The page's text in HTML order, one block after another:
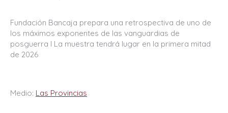
Fundación Bancaja prepara una retrospectiva de uno de
los máximos exponentes de las vanguardias de
posguerra I La muestra tendrá lugar en la primera mitad
de 2026
Medio: Las Provincias